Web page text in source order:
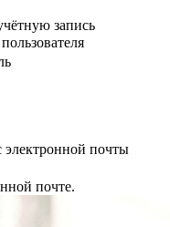
запись
электронной почты
почте.